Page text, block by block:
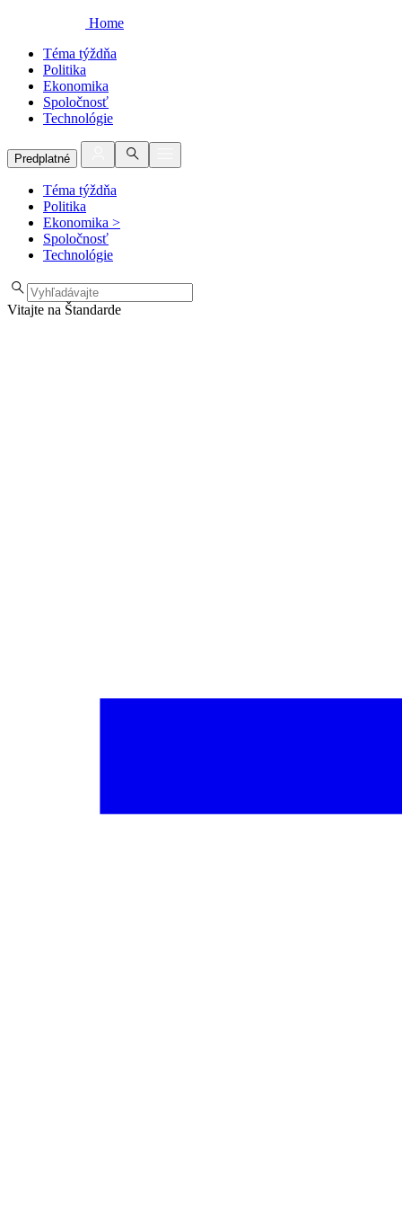
Home
Téma týždňa
Politika
Ekonomika
Spoločnosť
Technológie
Predplatné
Téma týždňa
Politika
Ekonomika >
Spoločnosť
Technológie
Vitajte na Štandarde